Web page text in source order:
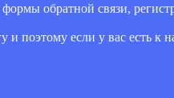
обратной связи,
и поэтому если у вас есть